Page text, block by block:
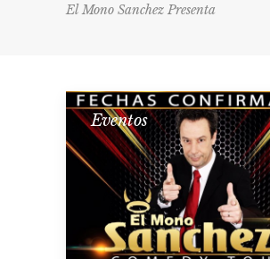
El Mono Sanchez Presenta
Eventos